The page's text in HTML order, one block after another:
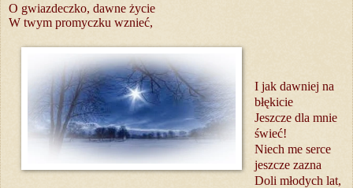
O gwiazdeczko, dawne życie
W twym promyczku wznieć,
I jak dawniej na
błękicie
Jeszcze dla mnie
świeć!
Niech me serce
jeszcze zazna
Doli młodych lat,